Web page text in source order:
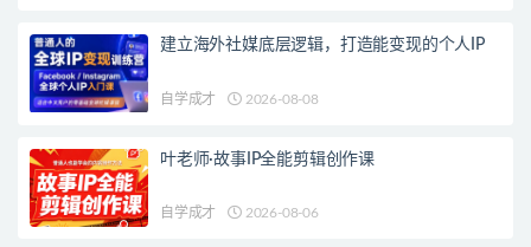
建立海外社媒底层逻辑，打造能变现的个人IP
自学成才 2026-08-08
叶老师·故事IP全能剪辑创作课
自学成才 2026-08-06